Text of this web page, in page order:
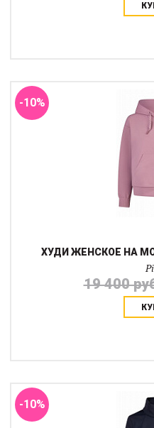
-10%
ХУДИ ЖЕНСКОЕ НА
19 400
-10%